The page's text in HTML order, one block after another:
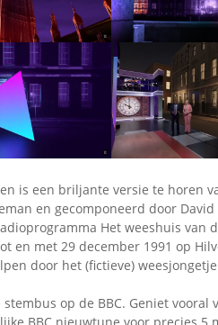
is een briljante versie te horen
en gecomponeerd door David
Het weeshuis van
en met 29 december 1991 op
door het (fictieve)
op de BBC. Geniet vooral